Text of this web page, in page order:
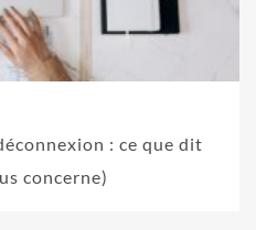
: ce que dit
concerne)